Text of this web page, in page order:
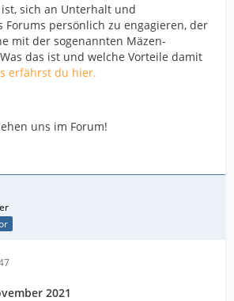
sich an Unterhalt und
Forums persönlich zu engagieren, der
mit der sogenannten Mäzen-
das ist und welche Vorteile damit
erfährst du hier.
uns im Forum!
2021